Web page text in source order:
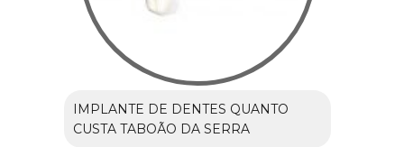
IMPLANTE DE DENTES QUANTO
CUSTA TABOÃO DA SERRA